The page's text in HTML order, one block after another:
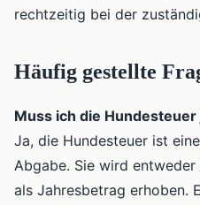
rechtzeitig bei der
Häufig gestellte
Muss ich die
Ja, die Hundesteuer ist
Abgabe. Sie wird
als Jahresbetrag erhoben.